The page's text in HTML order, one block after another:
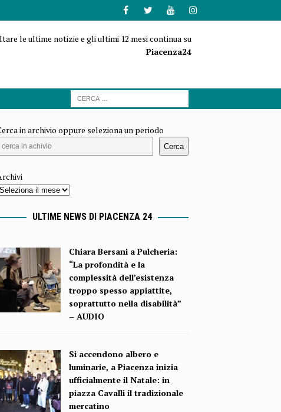
le ultime notizie e gli ultimi 12 mesi continua su
Piacenza24
in archivio oppure seleziona un periodo
Cerca
ULTIME NEWS DI PIACENZA 24
Chiara Bersani a Pulcheria:
“La profondità e la
complessità dell’esistenza
troppo spesso appiattite,
soprattutto nella disabilità”
– AUDIO
Si accendono albero e
luminarie, a Piacenza inizia
ufficialmente il Natale: in
piazza Cavalli il tradizionale
mercatino